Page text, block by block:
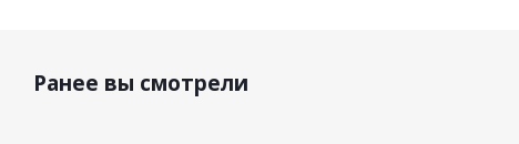
Ранее вы смотрели